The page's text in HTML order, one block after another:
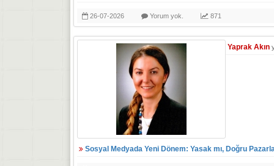
26-07-2026 Yorum yok. 871
Yaprak Akın
Sosyal Medyada Yeni Dönem: Yasak mı, Doğru